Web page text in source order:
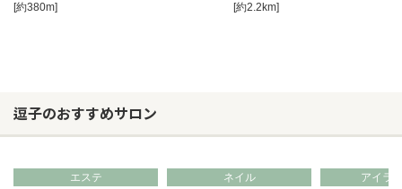
[約380m]
[約2.2km]
逗子のおすすめサロン
エステ ネイル アイラ